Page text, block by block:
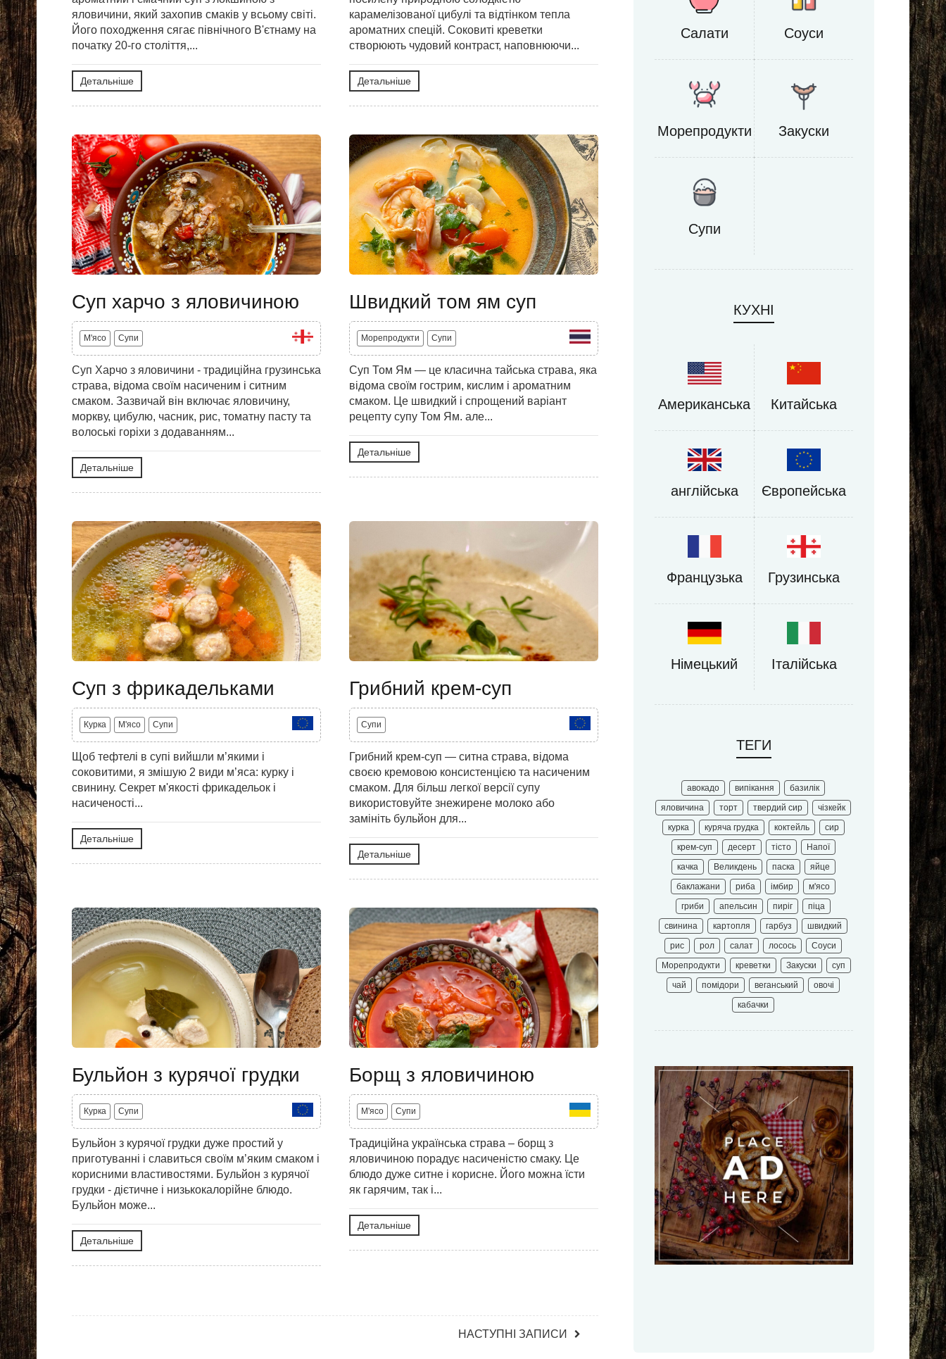
яловичини, який захопив смаків у всьому світі.
Його походження сягає північного В'єтнаму на
початку 20-го століття,...
Детальніше
карамелізованої цибулі та відтінком тепла
ароматних спецій. Соковиті креветки
створюють чудовий контраст, наповнюючи...
Детальніше
Суп харчо з яловичиною
M'ясо Супи
Суп Харчо з яловичини - традиційна грузинська
страва, відома своїм насиченим і ситним
смаком. Зазвичай він включає яловичину,
моркву, цибулю, часник, рис, томатну пасту та
волоські горіхи з додаванням...
Детальніше
Швидкий том ям суп
Морепродукти Супи
Суп Том Ям — це класична тайська страва, яка
відома своїм гострим, кислим і ароматним
смаком. Це швидкий і спрощений варіант
рецепту супу Том Ям. але...
Детальніше
Суп з фрикадельками
Курка M'ясо Супи
Щоб тефтелі в супі вийшли м’якими і
соковитими, я змішую 2 види м’яса: курку і
свинину. Секрет м'якості фрикадельок і
насиченості...
Детальніше
Грибний крем-суп
Супи
Грибний крем-суп — ситна страва, відома
своєю кремовою консистенцією та насиченим
смаком. Для більш легкої версії супу
використовуйте знежирене молоко або
замініть бульйон для...
Детальніше
Бульйон з курячої грудки
Курка Супи
Бульйон з курячої грудки дуже простий у
приготуванні і славиться своїм м’яким смаком і
корисними властивостями. Бульйон з курячої
грудки - дієтичне і низькокалорійне блюдо.
Бульйон може...
Детальніше
Борщ з яловичиною
M'ясо Супи
Традиційна українська страва – борщ з
яловичиною порадує насиченістю смаку. Це
блюдо дуже ситне і корисне. Його можна їсти
як гарячим, так і...
Детальніше
НАСТУПНІ ЗАПИСИ
Салати Соуси
Морепродукти Закуски
Супи
КУХНІ
Американська Китайська
англійська Європейська
Французька Грузинська
Німецький Італійська
ТЕГИ
авокадо випікання
базилік
яловичина
торт твердий сир
чізкейк
курка
куряча грудка коктейль
сир
крем-суп
десерт тісто
Напої
качка
Великдень паска
яйце
баклажани
риба імбир
м'ясо
гриби
апельсин пиріг
піца
свинина
картопля гарбуз
швидкий
рис
рол салат лосось
Соуси
Морепродукти
креветки Закуски
суп
чай
помідори веганський
овочі
кабачки